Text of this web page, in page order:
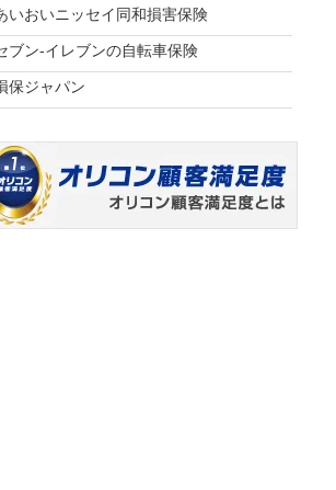
いおいニッセイ同和損害保険
ブン‐イレブンの自転車保険
保ジャパン